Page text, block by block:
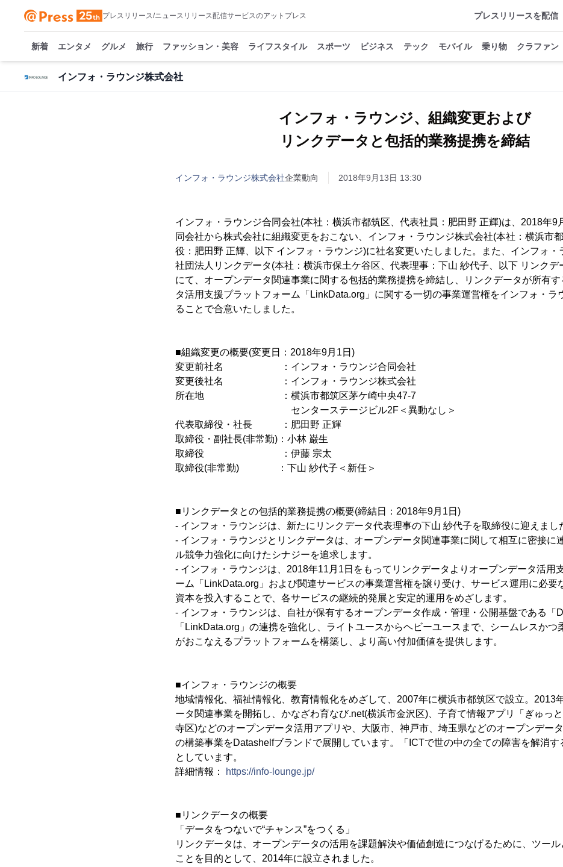
プレスリリース/ニュースリリース配信サービスのアットプレス プレスリリースを配信
新着 エンタメ グルメ 旅行 ファッション・美容 ライフスタイル スポーツ ビジネス テック モバイル 乗り物 クラファン
インフォ・ラウンジ株式会社
インフォ・ラウンジ、組織変更および
リンクデータと包括的業務提携を締結
インフォ・ラウンジ株式会社企業動向 2018年9月13日 13:30
インフォ・ラウンジ合同会社(本社：横浜市都筑区、代表社員：肥田野 正輝)は、2018年9
同会社から株式会社に組織変更をおこない、インフォ・ラウンジ株式会社(本社：横浜市
役：肥田野 正輝、以下 インフォ・ラウンジ)に社名変更いたしました。また、インフォ・
社団法人リンクデータ(本社：横浜市保土ケ谷区、代表理事：下山 紗代子、以下 リンクデ
にて、オープンデータ関連事業に関する包括的業務提携を締結し、リンクデータが所有
タ活用支援プラットフォーム「LinkData.org」に関する一切の事業運営権をインフォ・ラ
ることで合意いたしました。
■組織変更の概要(変更日：2018年9月1日)
変更前社名 ：インフォ・ラウンジ合同会社
変更後社名 ：インフォ・ラウンジ株式会社
所在地 ：横浜市都筑区茅ケ崎中央47-7
センターステージビル2F＜異動なし＞
代表取締役・社長 ：肥田野 正輝
取締役・副社長(非常勤)：小林 巌生
取締役 ：伊藤 宗太
取締役(非常勤) ：下山 紗代子＜新任＞
■リンクデータとの包括的業務提携の概要(締結日：2018年9月1日)
- インフォ・ラウンジは、新たにリンクデータ代表理事の下山 紗代子を取締役に迎えまし
- インフォ・ラウンジとリンクデータは、オープンデータ関連事業に関して相互に密接に
ル競争力強化に向けたシナジーを追求します。
- インフォ・ラウンジは、2018年11月1日をもってリンクデータよりオープンデータ活用
ーム「LinkData.org」および関連サービスの事業運営権を譲り受け、サービス運用に必要
資本を投入することで、各サービスの継続的発展と安定的運用をめざします。
- インフォ・ラウンジは、自社が保有するオープンデータ作成・管理・公開基盤である「
「LinkData.org」の連携を強化し、ライトユースからヘビーユースまで、シームレスかつ
がおこなえるプラットフォームを構築し、より高い付加価値を提供します。
■インフォ・ラウンジの概要
地域情報化、福祉情報化、教育情報化をめざして、2007年に横浜市都筑区で設立。2013
ータ関連事業を開拓し、かなざわ育なび.net(横浜市金沢区)、子育て情報アプリ「ぎゅっ
寺区)などのオープンデータ活用アプリや、大阪市、神戸市、埼玉県などのオープンデー
の構築事業をDatashelfブランドで展開しています。「ICTで世の中の全ての障害を解消す
としています。
詳細情報：
https://info-lounge.jp/
■リンクデータの概要
「データをつないで“チャンス”をつくる」
リンクデータは、オープンデータの活用を課題解決や価値創造につなげるために、ツール
ことを目的として、2014年に設立されました。